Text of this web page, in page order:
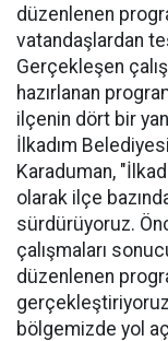
düzenlenen
vatandaşlardan
Gerçekleşen
hazırlanan
ilçenin dört bir
İlkadım
Karaduman,
olarak ilçe
sürdürüyoruz.
çalışmaları
düzenlenen
bölgemizde yol